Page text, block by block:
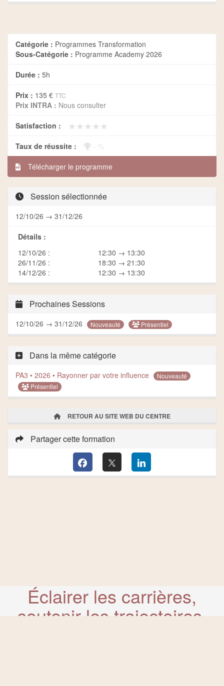
Catégorie : Programmes Transformation
Sous-Catégorie : Programme Academy 2026
Durée : 5h
Prix : 135 € TTC
Prix INTRA : Nous consulter
Satisfaction : ★★★★★
★★★★★
Taux de réussite : - %
Télécharger le programme
Session sélectionnée
12/10/26 → 31/12/26
Détails :
12/10/26 :
12:30 → 13:30
26/11/26 :
18:30 → 21:30
14/12/26 :
12:30 → 13:30
Prochaines Sessions
12/10/26 → 31/12/26 Nouveauté Présentiel
Dans la même catégorie
PA3 • 2026 • Rayonner par votre influence
Nouveauté
Présentiel
RETOUR AU SITE WEB DU CENTRE
Partager cette formation
Éclairer les carrières,
soutenir les trajectoires,